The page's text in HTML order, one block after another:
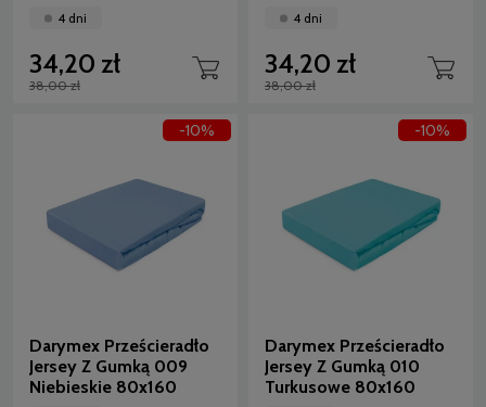
4 dni
34,20 zł
38,00 zł
4 dni
34,20 zł
38,00 zł
Darymex Prześcieradło
Jersey Z Gumką 009
Niebieskie 80x160
-10%
Darymex Prześcieradło
Jersey Z Gumką 010
Turkusowe 80x160
-10%